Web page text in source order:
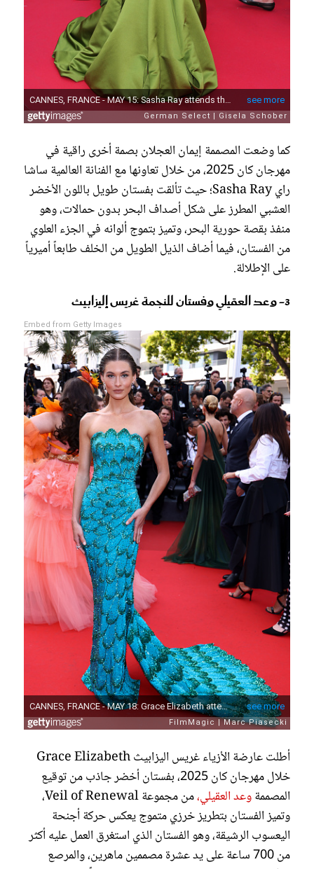
كما وضعت المصممة إيمان العجلان بصمة أخرى راقية في
مهرجان كان 2025، من خلال تعاونها مع الفنانة العالمية ساشا
راي Sasha Ray؛ حيث تألقت بفستان طويل باللون الأخضر
العشبي المطرز على شكل أصداف البحر بدون حمالات، وهو
منفذ بقصة حورية البحر، وتميز بتموج ألوانه في الجزء العلوي
من الفستان، فيما أضاف الذيل الطويل من الخلف طابعاً أميرياً
على الإطلالة.
3- وعد العقيلي وفستان للنجمة غريس إليزابيث
Embed from Getty Images
أطلت عارضة الأزياء غريس اليزابيث Grace Elizabeth
خلال مهرجان كان 2025، بفستان أخضر جاذب من توقيع
المصممةوعد العقيلي،
من مجموعة Veil of Renewal،
وتميز الفستان بتطريز خرزي متموج يعكس حركة أجنحة
اليعسوب الرشيقة، وهو الفستان الذي استغرق العمل عليه أكثر
من 700 ساعة على يد عشرة مصممين ماهرين، والمرصع